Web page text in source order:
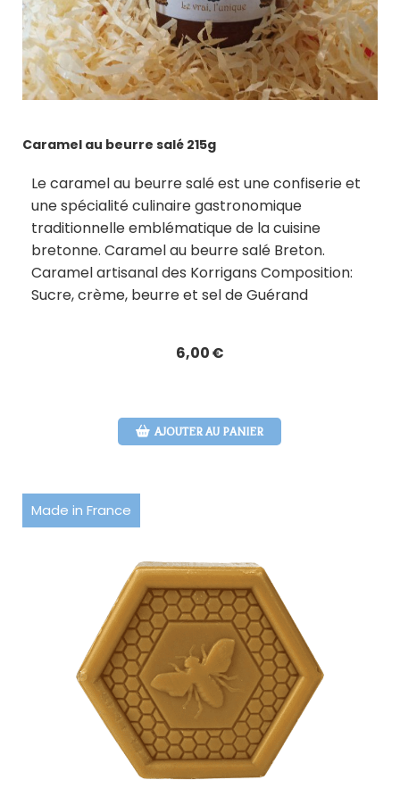
Caramel au beurre salé 215g
Le caramel au beurre salé est une confiserie et
une spécialité culinaire gastronomique
traditionnelle emblématique de la cuisine
bretonne. Caramel au beurre salé Breton.
Caramel artisanal des Korrigans Composition:
Sucre, crème, beurre et sel de Guérand
6,00€
AJOUTER AU PANIER
Made in France